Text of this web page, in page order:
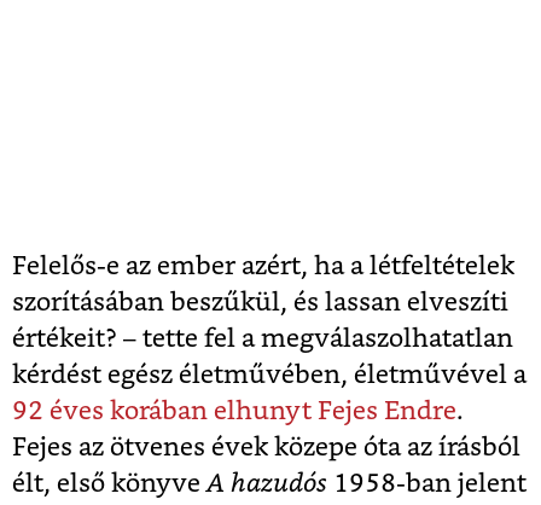
Felelős-e az ember azért, ha a létfeltételek
szorításában beszűkül, és lassan elveszíti
értékeit? – tette fel a megválaszolhatatlan
kérdést egész életművében, életművével a
92 éves korában elhunyt Fejes Endre.
Fejes az ötvenes évek közepe óta az írásból
élt, első könyve A hazudós 1958-ban jelent